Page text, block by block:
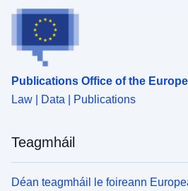
Publications Office of the
Law | Data | Publications
Teagmháil
Déan teagmháil le foireann